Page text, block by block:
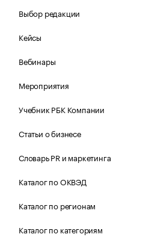
Выбор редакции
Кейсы
Вебинары
Мероприятия
Учебник РБК Компании
Статьи о бизнесе
Словарь PR и маркетинга
Каталог по ОКВЭД
Каталог по регионам
Каталог по категориям